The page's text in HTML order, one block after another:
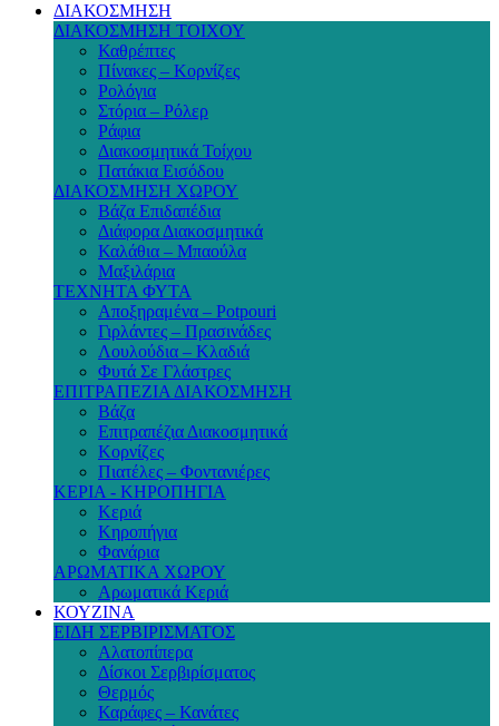
ΔΙΑΚΟΣΜΗΣΗ
ΔΙΑΚΟΣΜΗΣΗ ΤΟΙΧΟΥ
Καθρέπτες
Πίνακες – Κορνίζες
Ρολόγια
Στόρια – Ρόλερ
Ράφια
Διακοσμητικά Τοίχου
Πατάκια Εισόδου
ΔΙΑΚΟΣΜΗΣΗ ΧΩΡΟΥ
Βάζα Επιδαπέδια
Διάφορα Διακοσμητικά
Καλάθια – Μπαούλα
Μαξιλάρια
ΤΕΧΝΗΤΑ ΦΥΤΑ
Αποξηραμένα – Potpouri
Γιρλάντες – Πρασινάδες
Λουλούδια – Κλαδιά
Φυτά Σε Γλάστρες
ΕΠΙΤΡΑΠΕΖΙΑ ΔΙΑΚΟΣΜΗΣΗ
Βάζα
Επιτραπέζια Διακοσμητικά
Κορνίζες
Πιατέλες – Φοντανιέρες
ΚΕΡΙΑ - ΚΗΡΟΠΗΓΙΑ
Κεριά
Κηροπήγια
Φανάρια
ΑΡΩΜΑΤΙΚΑ ΧΩΡΟΥ
Αρωματικά Κεριά
ΚΟΥΖΙΝΑ
ΕΙΔΗ ΣΕΡΒΙΡΙΣΜΑΤΟΣ
Αλατοπίπερα
Δίσκοι Σερβιρίσματος
Θερμός
Καράφες – Κανάτες